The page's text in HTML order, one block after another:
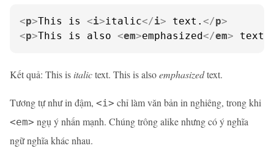
<p>This is <i>italic</i> text. </p>
<p>This is also <em>emphasized</em> text.
Kết quả: This is italictext. This is alsoemphasizedtext.
Tương tự như in đậm, <i> chỉ làm văn bản in nghiêng, trong khi
<em> ngụ ý nhấn mạnh. Chúng trông alike nhưng có ý nghĩa
ngữ nghĩa khác nhau.